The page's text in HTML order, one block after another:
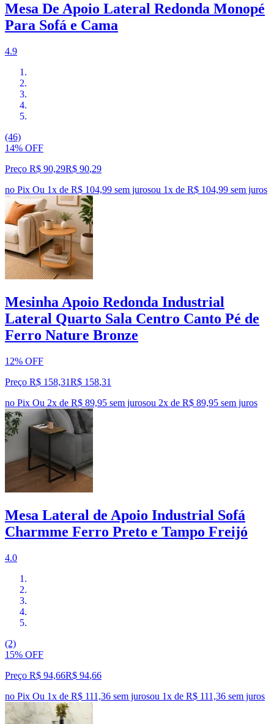
Mesa De Apoio Lateral Redonda Monopé
Para Sofá e Cama
4.9
(46)
14% OFF
Preço R$ 90,29R$ 90,29
no Pix Ou 1x de R$ 104,99 sem jurosou 1x de R$ 104,99 sem juros
Mesinha Apoio Redonda Industrial
Lateral Quarto Sala Centro Canto Pé de
Ferro Nature Bronze
12% OFF
Preço R$ 158,31R$ 158,31
no Pix Ou 2x de R$ 89,95 sem jurosou 2x de R$ 89,95 sem juros
Mesa Lateral de Apoio Industrial Sofá
Charmme Ferro Preto e Tampo Freijó
4.0
(2)
15% OFF
Preço R$ 94,66R$ 94,66
no Pix Ou 1x de R$ 111,36 sem jurosou 1x de R$ 111,36 sem juros